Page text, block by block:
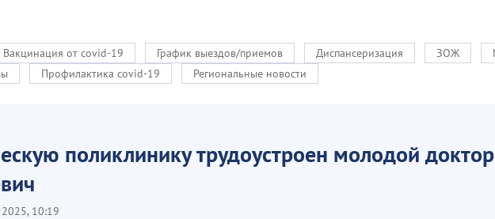
Вакцинация от covid-19 График выездов/приемов Диспансеризация ЗОЖ
Профилактика covid-19 Региональные новости
поликлинику трудоустроен молодой
10:19